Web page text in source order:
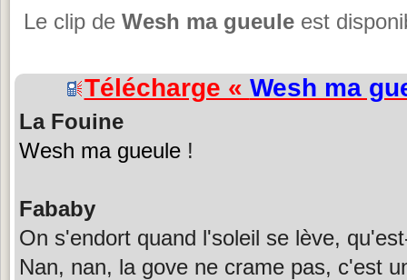
Le clip de Wesh ma gueule est
Télécharge « Wesh ma
La Fouine
Wesh ma gueule !
Fababy
On s'endort quand l'soleil se lève,
Nan, nan, la gove ne crame pas, c'est